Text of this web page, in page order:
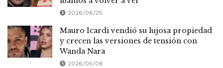
2026/06/25
Mauro Icardi vendió su lujosa propiedad
y crecen las versiones de tensión con
Wanda Nara
2026/05/06